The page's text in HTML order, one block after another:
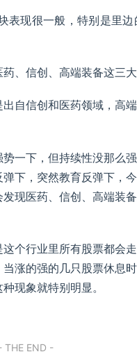
表现很一般，特别是里
、信创、高端装备这三大
自信创和医药领域，高
一下，但持续性没那么
下，突然教育反弹下，
现医药、信创、高端装
个行业里所有股票都会
涨的强的几只股票休息
现象就特别明显。
THE END -